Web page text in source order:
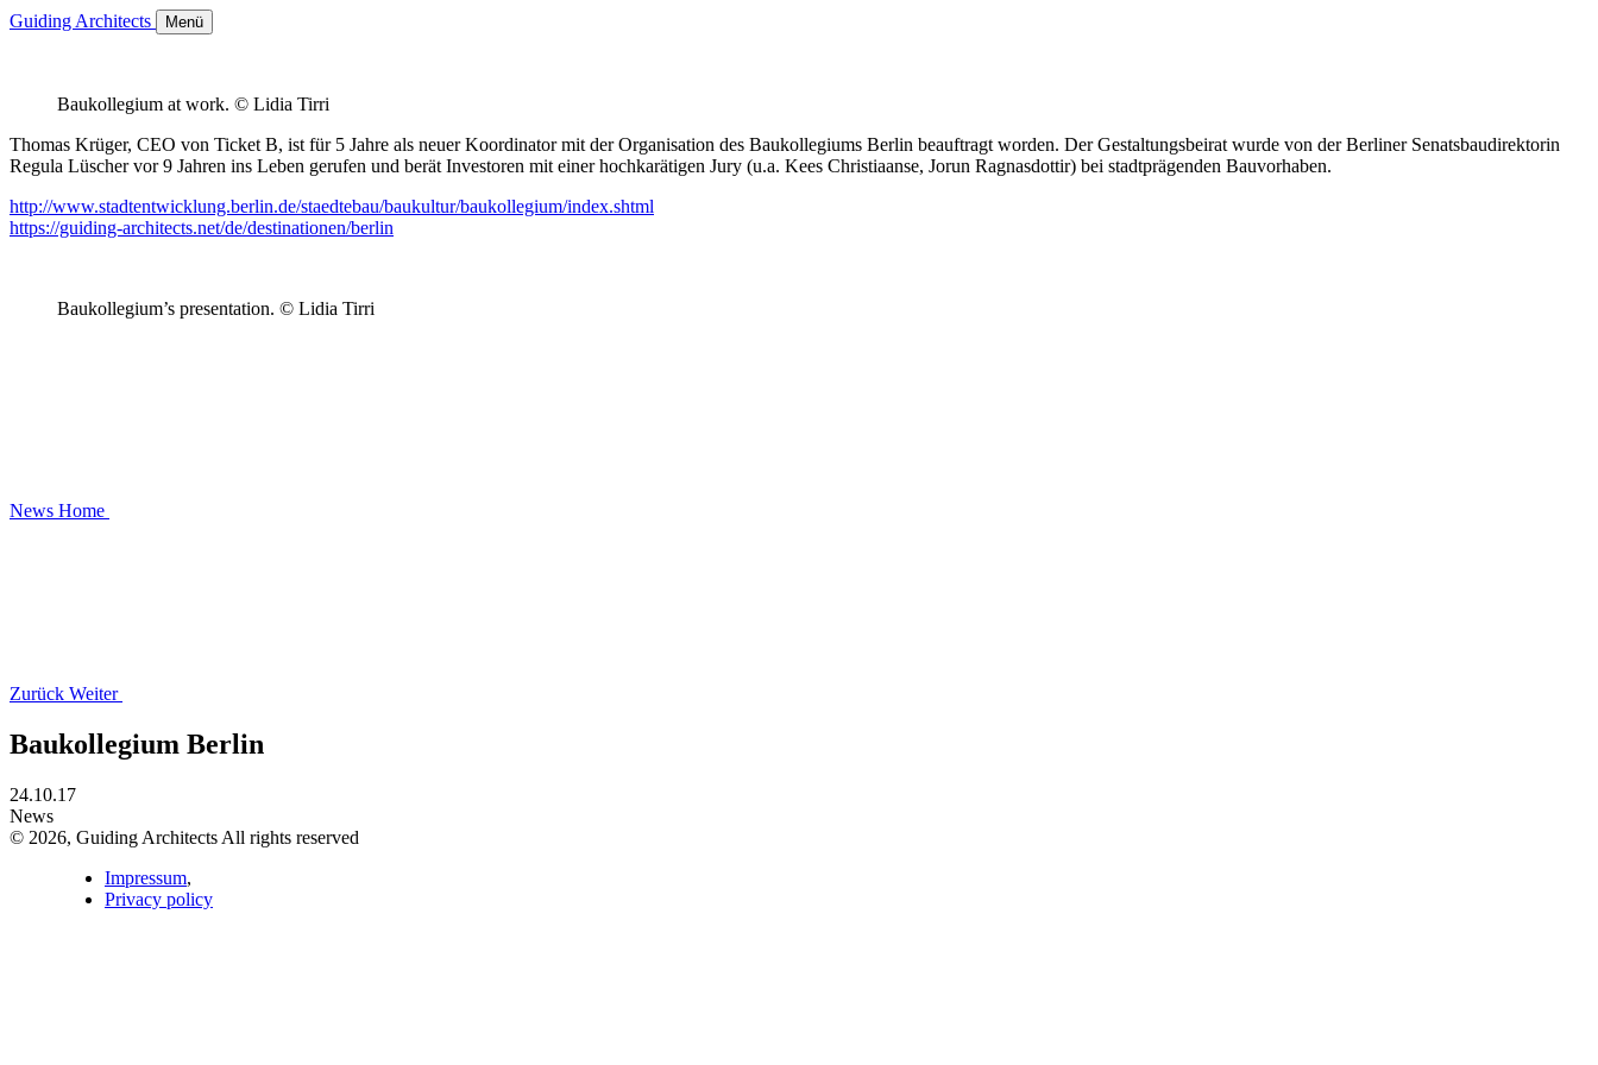
Guiding Architects Menü
Baukollegium at work. © Lidia Tirri
Thomas Krüger, CEO von Ticket B, ist für 5 Jahre als neuer Koordinator mit der Organisation des Baukollegiums Berlin beauftragt worden. Der Gestaltungsbeirat wurde von der Berliner Senatsbaudirektorin
Regula Lüscher vor 9 Jahren ins Leben gerufen und berät Investoren mit einer hochkarätigen Jury (u.a. Kees Christiaanse, Jorun Ragnasdottir) bei stadtprägenden Bauvorhaben.
http://www.stadtentwicklung.berlin.de/staedtebau/baukultur/baukollegium/index.shtml
https://guiding-architects.net/de/destinationen/berlin
Baukollegium’s presentation. © Lidia Tirri
News Home
Zurück Weiter
Baukollegium Berlin
24.10.17
News
© 2026, Guiding Architects All rights reserved
Impressum,
Privacy policy